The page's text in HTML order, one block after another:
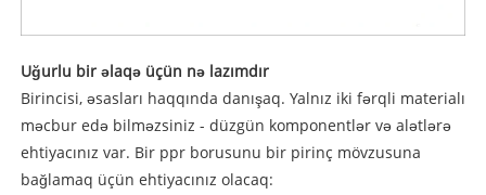
Uğurlu bir əlaqə üçün nə lazımdır
Birincisi, əsasları haqqında danışaq. Yalnız iki fərqli materialı
məcbur edə bilməzsiniz - düzgün komponentlər və alətlərə
ehtiyacınız var. Bir ppr borusunu bir pirinç mövzusuna
bağlamaq üçün ehtiyacınız olacaq: